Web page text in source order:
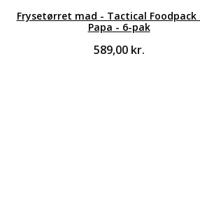
Frysetørret mad - Tactical Foodpack
Papa - 6-pak
589,00 kr.